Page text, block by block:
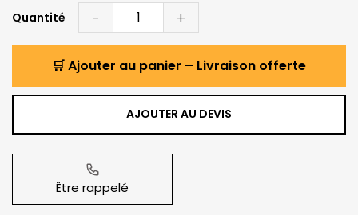
Quantité - +
🛒 Ajouter au panier – Livraison offerte
AJOUTER AU DEVIS
Être rappelé